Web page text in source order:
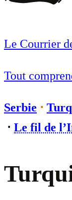
Le Courrier
Tout
Serbie ⋅
⋅ Le fil de